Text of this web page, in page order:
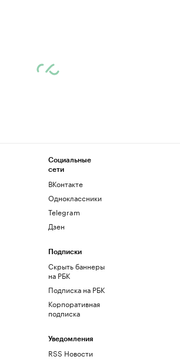
Социальные
сети
ВКонтакте
Одноклассники
Telegram
Дзен
Подписки
Скрыть баннеры
на РБК
Подписка на РБК
Корпоративная
подписка
Уведомления
RSS Новости